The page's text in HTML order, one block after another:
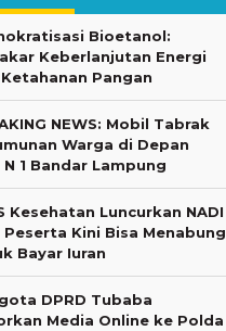
Bioetanol:
Keberlanjutan Energi
Pangan
NEWS: Mobil Tabrak
Warga di Depan
N 1 Bandar Lampung
Kesehatan Luncurkan NADI
Peserta Kini Bisa Menabung
Bayar Iuran
DPRD Tubaba
Media Online ke Polda